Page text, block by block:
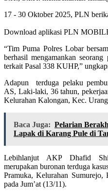
17 - 30 Oktober 2025, PLN
Download aplikasi PLN
“Tim Puma Polres Lobar
berhasil mengamankan
terkait Pasal 338 KUHP,”
Adapun terduga pelaku
AS, Laki-laki, 36 tahun,
Kelurahan Kalongan, Kec.
Baca Juga: Pelarian
Lapak di Karang Pule di
Lebihlanjut AKP Dhafid
merupakan buronan terduga
Pramuka, Kelurahan
pada Jum’at (13/11).